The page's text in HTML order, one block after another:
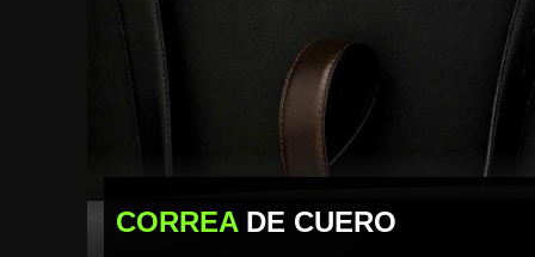
CORREA DE CUERO